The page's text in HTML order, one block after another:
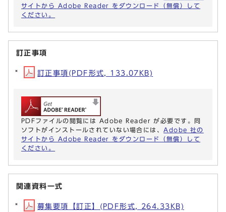
サイトから Adobe Reader をダウンロード（無償）して
ください。
訂正事項
訂正事項(PDF形式, 133.07KB)
PDFファイルの閲覧には Adobe Reader が必要です。同
ソフトがインストールされていない場合には、 Adobe 社の
サイトから Adobe Reader をダウンロード（無償）して
ください。
関連資料一式
募集要項【訂正】(PDF形式, 264.33KB)